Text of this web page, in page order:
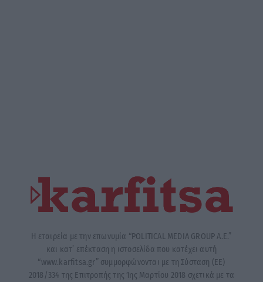
Η εταιρεία με την επωνυμία “POLITICAL MEDIA GROUP A.E.”
και κατ’ επέκταση η ιστοσελίδα που κατέχει αυτή
“www.karfitsa.gr” συμμορφώνονται με τη Σύσταση (ΕΕ)
2018/334 της Επιτροπής της 1ης Μαρτίου 2018 σχετικά με τα